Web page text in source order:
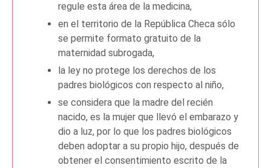
regule esta área de la medicina,
en el territorio de la República Checa sólo
se permite formato gratuito de la
maternidad subrogada,
la ley no protege los derechos de los
padres biológicos con respecto al niño,
se considera que la madre del recién
nacido, es la mujer que llevó el embarazo y
dio a luz, por lo que los padres biológicos
deben adoptar a su propio hijo, después de
obtener el consentimiento escrito de la